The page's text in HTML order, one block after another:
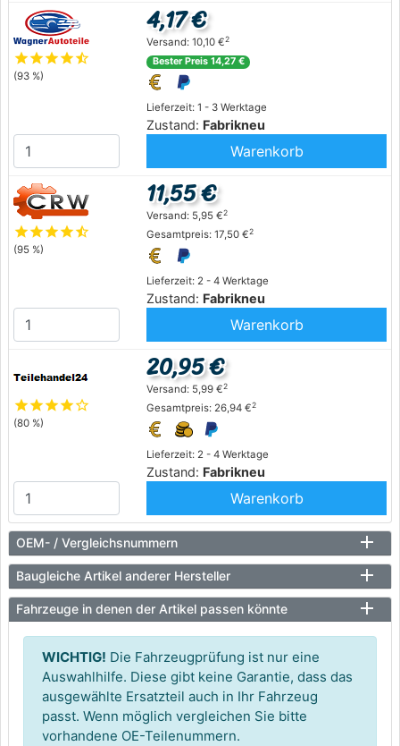
starstarstarstarstar_half
(93 %)
Lieferzeit: 1 - 3 Werktage
Zustand: Fabrikneu
4,17 €
Versand: 10,10 €2
Bester Preis 14,27 €
Warenkorb
starstarstarstarstar_half
(95 %)
Lieferzeit: 2 - 4 Werktage
Zustand: Fabrikneu
11,55 €
Versand: 5,95 €2
Gesamtpreis: 17,50 €2
Warenkorb
starstarstarstarstar_outline
(80 %)
Lieferzeit: 2 - 4 Werktage
Zustand: Fabrikneu
20,95 €
Versand: 5,99 €2
Gesamtpreis: 26,94 €2
Warenkorb
OEM- / Vergleichsnummern
Baugleiche Artikel anderer Hersteller
Fahrzeuge in denen der Artikel passen könnte
WICHTIG! Die Fahrzeugprüfung ist nur eine
Auswahlhilfe. Diese gibt keine Garantie, dass das
ausgewählte Ersatzteil auch in Ihr Fahrzeug
passt. Wenn möglich vergleichen Sie bitte
vorhandene OE-Teilenummern.